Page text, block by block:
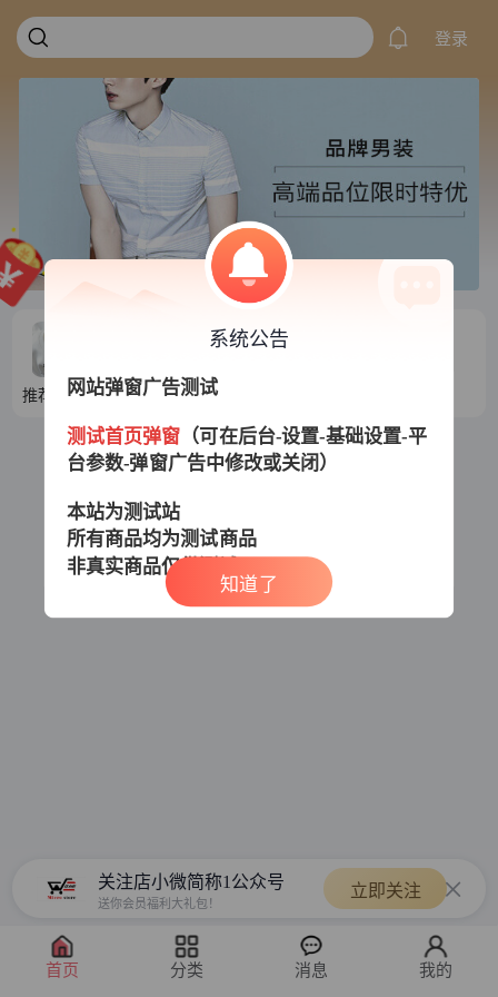
登录
推荐目录1 推荐目录2 推荐目录3
关注店小微简称1公众号
送你会员福利大礼包！
立即关注
系统公告
网站弹窗广告测试
测试首页弹窗 （可在后台-设置-基础设置-平
台参数-弹窗广告中修改或关闭）
本站为测试站
所有商品均为测试商品
非真实商品仅供测试
知道了
首页 分类 消息 我的